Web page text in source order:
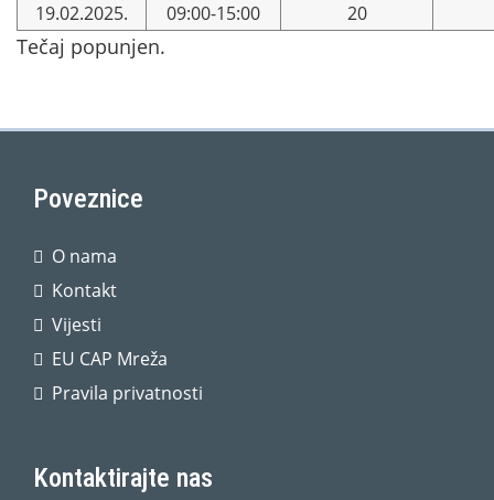
19.02.2025. 09:00-15:00 20
Tečaj popunjen.
Poveznice
O nama
Kontakt
Vijesti
EU CAP Mreža
Pravila privatnosti
Kontaktirajte nas